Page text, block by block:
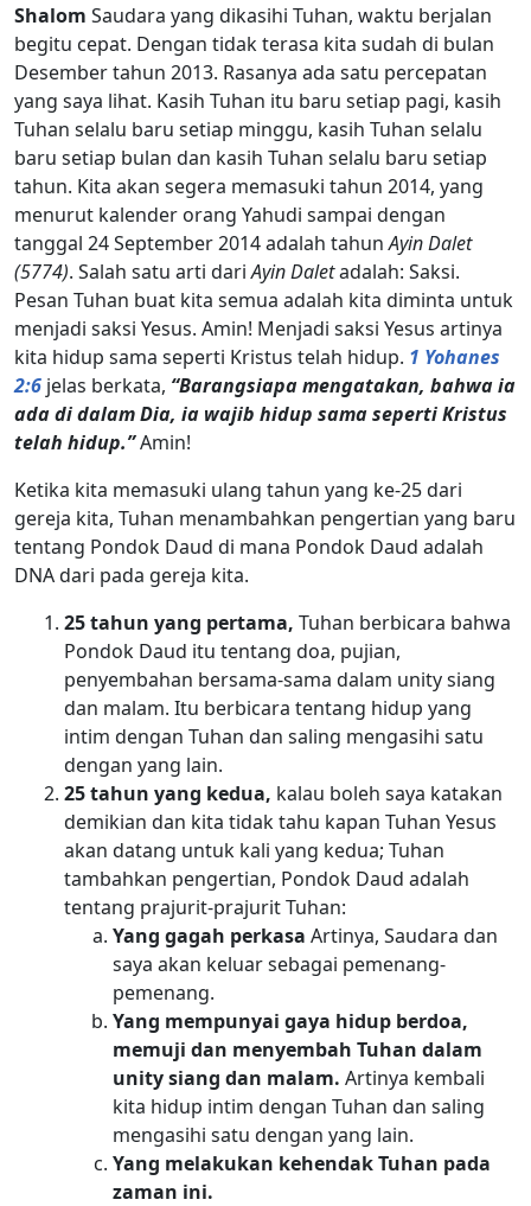
Shalom Saudara yang dikasihi Tuhan, waktu berjalan
begitu cepat. Dengan tidak terasa kita sudah di bulan
Desember tahun 2013. Rasanya ada satu percepatan
yang saya lihat. Kasih Tuhan itu baru setiap pagi, kasih
Tuhan selalu baru setiap minggu, kasih Tuhan selalu
baru setiap bulan dan kasih Tuhan selalu baru setiap
tahun. Kita akan segera memasuki tahun 2014, yang
menurut kalender orang Yahudi sampai dengan
tanggal 24 September 2014 adalah tahunAyin Dalet
(5774). Salah satu arti dariAyin Daletadalah: Saksi.
Pesan Tuhan buat kita semua adalah kita diminta untuk
menjadi saksi Yesus. Amin! Menjadi saksi Yesus artinya
kita hidup sama seperti Kristus telah hidup. 1 Yohanes
2:6 jelas berkata, “Barangsiapa mengatakan, bahwa ia
ada di dalam Dia, ia wajib hidup sama seperti Kristus
telah hidup.”Amin!
Ketika kita memasuki ulang tahun yang ke-25 dari
gereja kita, Tuhan menambahkan pengertian yang baru
tentang Pondok Daud di mana Pondok Daud adalah
DNA dari pada gereja kita.
25 tahun yang pertama, Tuhan berbicara bahwa
Pondok Daud itu tentang doa, pujian,
penyembahan bersama-sama dalam unity siang
dan malam. Itu berbicara tentang hidup yang
intim dengan Tuhan dan saling mengasihi satu
dengan yang lain.
25 tahun yang kedua, kalau boleh saya katakan
demikian dan kita tidak tahu kapan Tuhan Yesus
akan datang untuk kali yang kedua; Tuhan
tambahkan pengertian, Pondok Daud adalah
tentang prajurit-prajurit Tuhan:
Yang gagah perkasaArtinya, Saudara dan
saya akan keluar sebagai pemenang-
pemenang.
Yang mempunyai gaya hidup berdoa,
memuji dan menyembah Tuhan dalam
unity siang dan malam. Artinya kembali
kita hidup intim dengan Tuhan dan saling
mengasihi satu dengan yang lain.
Yang melakukan kehendak Tuhan pada
zaman ini.